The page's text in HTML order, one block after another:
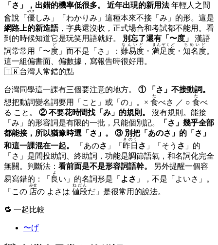
「さ」，出錯的機率低很多。
近年出現的新用法年輕人之間
會說「 優
やさ
しみ」「わかりみ」這種本來不接「み」的形。這是
網路上的新造語，字典還沒收，正式場合和考試都不能用。看
到的時候知道它是玩笑用語就好。
別忘了還有「〜度」
詞常常用「〜度
ど
」而不是「さ」： 難易度
なんいど
・ 満足度
まんぞくど
・ 知名度
ちめいど
。
這一組偏書面、偏數據，寫報告時很好用。
🇹🇼台灣人常錯的點
台灣同學這一課有三個要注意的地方。 ① 「さ」不接動詞。
想把動詞變名詞要用「こと」或「の」。× 食
た
べさ ／ ○ 食
た
べ
る こと。 ② 不要花時間找「み」的規則。
沒有規則。能接
「み」的形容詞是有限的一批，只能個別記。
「さ」幾乎全部
都能接，所以猶豫時選「さ」。
③ 別把「あのさ」的「さ」
和這一課混在一起。
「あのさ 」「 昨日
きのう
さ 」「そう さ 」的
「さ」是間投助詞、終助詞，功能是調節語氣，和名詞化完全
無關。判斷法： 看前面是不是形容詞語幹。
易寫錯的：「 良
よ
い」的名詞形是「 よさ 」，不是「よいさ」。
「この 店
みせ
の よさは 値段
ねだん
だ」是很常用的說法。
🔁 一起比較
〜げ